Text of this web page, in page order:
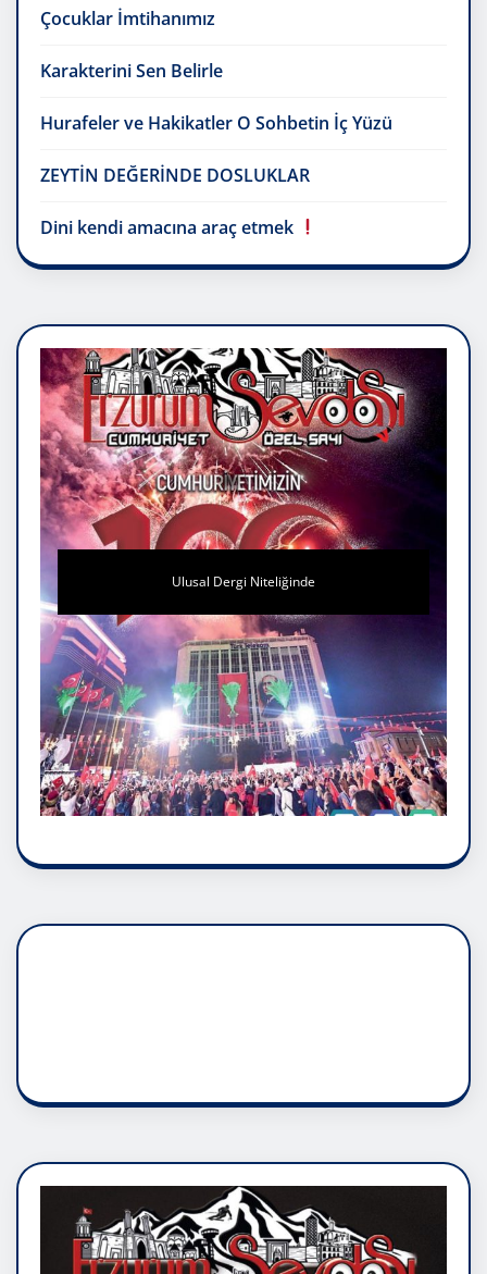
Çocuklar İmtihanımız
Karakterini Sen Belirle
Hurafeler ve Hakikatler O Sohbetin İç Yüzü
ZEYTİN DEĞERİNDE DOSLUKLAR
Dini kendi amacına araç etmek
Ulusal Dergi Niteliğinde